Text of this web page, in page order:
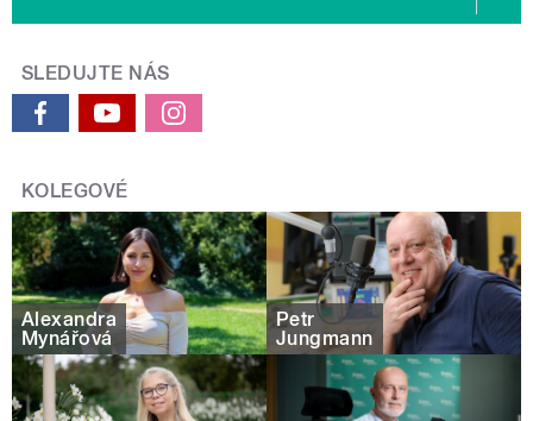
SLEDUJTE NÁS
KOLEGOVÉ
Alexandra
Mynářová
Petr
Jungmann